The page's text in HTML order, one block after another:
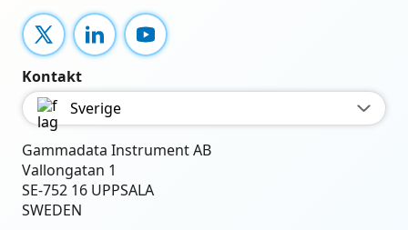
X LinkedInYouTube
Kontakt
Sverige
Gammadata Instrument AB
Vallongatan 1
SE-752 16 UPPSALA
SWEDEN